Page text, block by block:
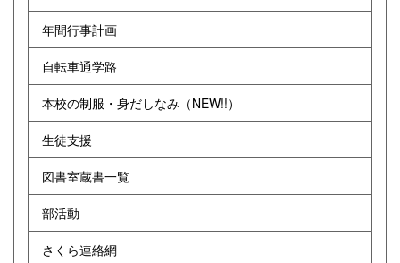
年間行事計画
自転車通学路
本校の制服・身だしなみ（NEW!!）
生徒支援
図書室蔵書一覧
部活動
さくら連絡網